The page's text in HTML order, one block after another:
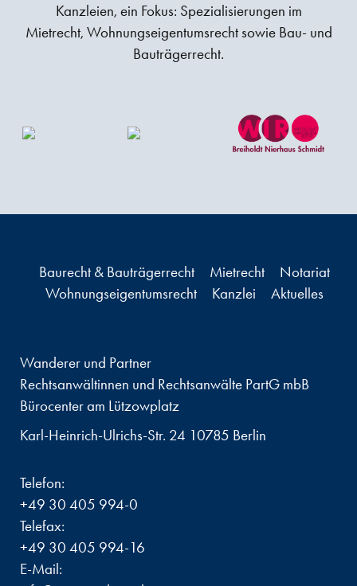
Kanzleien, ein Fokus: Spezialisierungen im
Mietrecht, Wohnungseigentumsrecht sowie Bau- und
Bauträgerrecht.
Baurecht & Bauträgerrecht Mietrecht
Notariat
Wohnungseigentumsrecht
Kanzlei Aktuelles
Wanderer und Partner
Rechtsanwältinnen und Rechtsanwälte PartG mbB
Bürocenter am Lützowplatz
Karl-Heinrich-Ulrichs-Str. 24 10785 Berlin
Telefon:
+49 30 405 994-0
Telefax:
+49 30 405 994-16
E-Mail: